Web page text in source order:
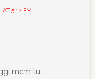
AT 5:12 PM
mcm tu.